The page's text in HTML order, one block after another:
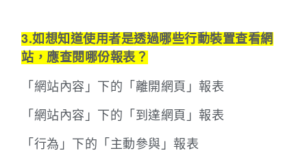
3.如想知道使用者是透過哪些行動裝置查看網
站，應查閱哪份報表？
「網站內容」下的「離開網頁」報表
「網站內容」下的「到達網頁」報表
「行為」下的「主動參與」報表